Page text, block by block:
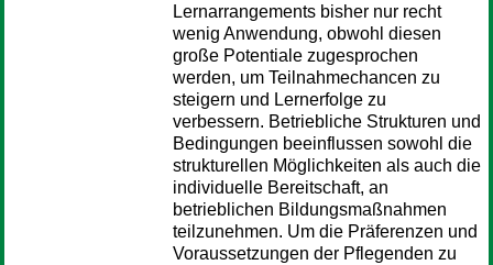
Lernarrangements bisher nur recht
wenig Anwendung, obwohl diesen
große Potentiale zugesprochen
werden, um Teilnahmechancen zu
steigern und Lernerfolge zu
verbessern. Betriebliche Strukturen und
Bedingungen beeinflussen sowohl die
strukturellen Möglichkeiten als auch die
individuelle Bereitschaft, an
betrieblichen Bildungsmaßnahmen
teilzunehmen. Um die Präferenzen und
Voraussetzungen der Pflegenden zu